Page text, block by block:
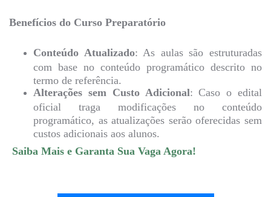
Benefícios do Curso Preparatório
Conteúdo Atualizado: As aulas são estruturadas
com base no conteúdo programático descrito no
termo de referência.
Alterações sem Custo Adicional: Caso o edital
oficial traga modificações no conteúdo
programático, as atualizações serão oferecidas sem
custos adicionais aos alunos.
Saiba Mais e Garanta Sua Vaga Agora!